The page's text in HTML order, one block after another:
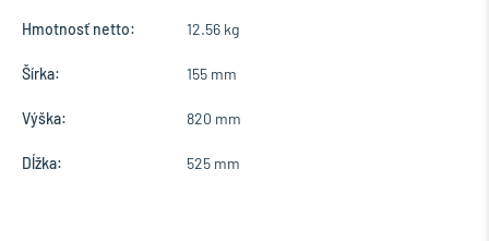
Hmotnosť netto: 12.56 kg
Šírka: 155 mm
Výška: 820 mm
Dĺžka: 525 mm